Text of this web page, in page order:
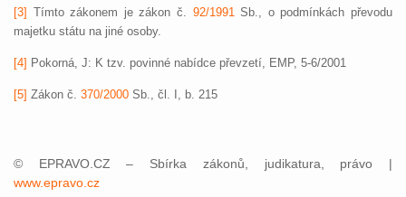
[3] Tímto zákonem je zákon č. 92/1991Sb., o podmínkách převodu
majetku státu na jiné osoby.
[4] Pokorná, J: K tzv. povinné nabídce převzetí, EMP, 5-6/2001
[5] Zákon č. 370/2000 Sb., čl. I, b. 215
© EPRAVO.CZ – Sbírka zákonů, judikatura, právo |
www.epravo.cz